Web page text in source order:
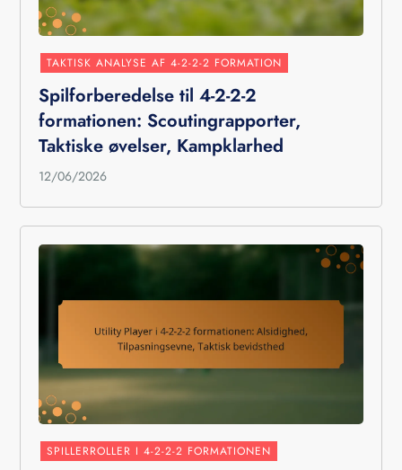
TAKTISK ANALYSE AF 4-2-2-2 FORMATION
Spilforberedelse til 4-2-2-2
formationen: Scoutingrapporter,
Taktiske øvelser, Kampklarhed
12/06/2026
SPILLERROLLER I 4-2-2-2 FORMATIONEN